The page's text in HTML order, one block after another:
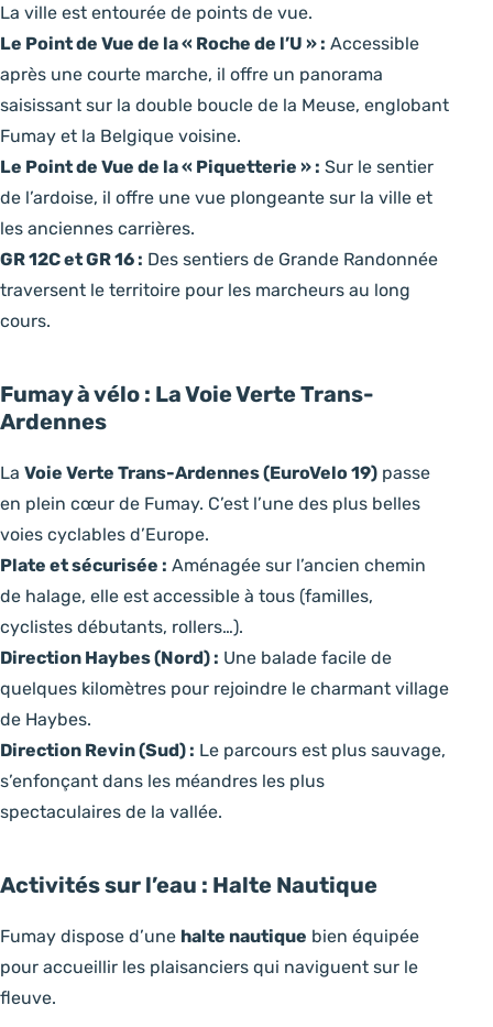
La ville est entourée de points de vue.
Le Point de Vue de la « Roche de l’U » : Accessible
après une courte marche, il offre un panorama
saisissant sur la double boucle de la Meuse, englobant
Fumay et la Belgique voisine.
Le Point de Vue de la « Piquetterie » : Sur le sentier
de l’ardoise, il offre une vue plongeante sur la ville et
les anciennes carrières.
GR 12C et GR 16 : Des sentiers de Grande Randonnée
traversent le territoire pour les marcheurs au long
cours.
Fumay à vélo : La Voie Verte Trans-
Ardennes
La Voie Verte Trans-Ardennes (EuroVelo 19) passe
en plein cœur de Fumay. C’est l’une des plus belles
voies cyclables d’Europe.
Plate et sécurisée : Aménagée sur l’ancien chemin
de halage, elle est accessible à tous (familles,
cyclistes débutants, rollers…).
Direction Haybes (Nord) : Une balade facile de
quelques kilomètres pour rejoindre le charmant village
de Haybes.
Direction Revin (Sud) : Le parcours est plus sauvage,
s’enfonçant dans les méandres les plus
spectaculaires de la vallée.
Activités sur l’eau : Halte Nautique
Fumay dispose d’une halte nautique bien équipée
pour accueillir les plaisanciers qui naviguent sur le
fleuve.